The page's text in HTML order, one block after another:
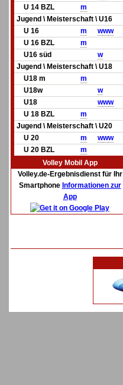
U 14 BZL
m
Jugend \ Meisterschaft \ U16
U 16
m www
U 16 BZL
m
U16 süd
w
Jugend \ Meisterschaft \ U18
U18 m
m
U18w
w
U18
www
U 18 BZL
m
Jugend \ Meisterschaft \ U20
U 20
m www
U 20 BZL
m
Volley Mobil App
Volley.de-Ergebnisdienst für Ihr
Smartphone Informationen zur
App